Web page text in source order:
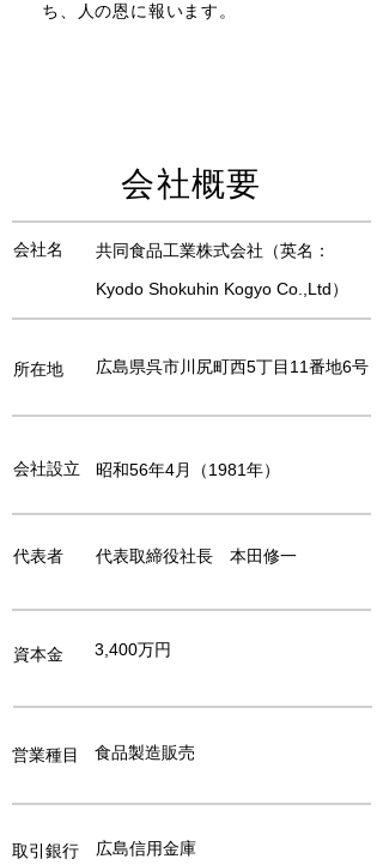
会社概要
共同食品工業株式会社（英名：
Kyodo Shokuhin Kogyo Co.,Ltd）
会社名
所在地 広島県呉市川尻町西5丁目11番地6号
会社設立 昭和56年4月（1981年）
代表者 代表取締役社長 本田修一
3,400万円
資本金
営業種目 食品製造販売
広島信用金庫
取引銀行
ち、人の恩に報います。